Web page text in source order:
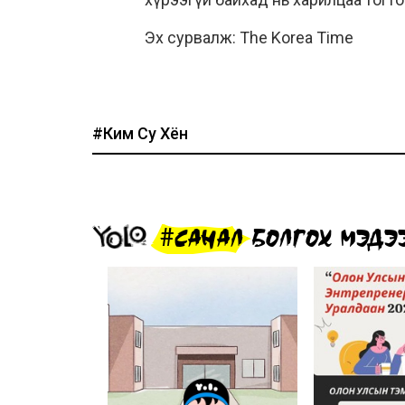
Эх сурвалж: The Korea Time
#Ким Су Хён
#САНАЛ БОЛГОХ